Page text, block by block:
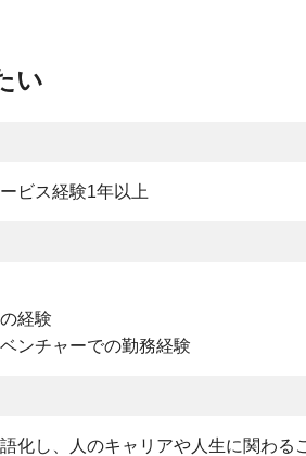
い
ビス経験1年以上
経験
ンチャーでの勤務経験
化し、人のキャリアや人生に関わる